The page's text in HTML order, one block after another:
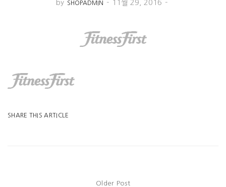
by SHOPADMIN - 11월 29, 2016 -
SHARE THIS ARTICLE
Older Post